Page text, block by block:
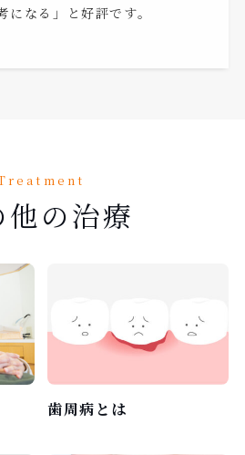
になる」と好評です。
他の治療
歯周病とは